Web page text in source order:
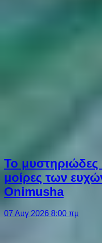
Το μυστηριώδες
μοίρες των
Onimusha
07 Αυγ 2026 8:00 πμ